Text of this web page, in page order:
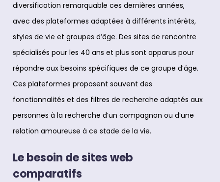
diversification remarquable ces dernières années,
avec des plateformes adaptées à différents intérêts,
styles de vie et groupes d’âge. Des sites de rencontre
spécialisés pour les 40 ans et plus sont apparus pour
répondre aux besoins spécifiques de ce groupe d’âge.
Ces plateformes proposent souvent des
fonctionnalités et des filtres de recherche adaptés aux
personnes à la recherche d’un compagnon ou d’une
relation amoureuse à ce stade de la vie.
Le besoin de sites web
comparatifs